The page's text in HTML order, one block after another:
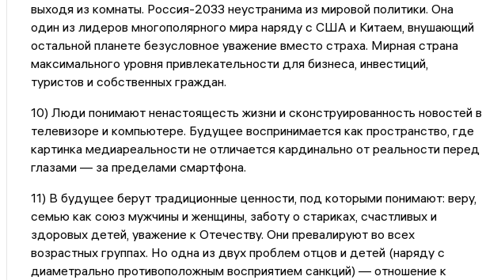
выходя из комнаты. Россия-2033 неустранима из мировой политики. Она
один из лидеров многополярного мира наряду с США и Китаем, внушающий
остальной планете безусловное уважение вместо страха. Мирная страна
максимального уровня привлекательности для бизнеса, инвестиций,
туристов и собственных граждан.
10) Люди понимают ненастоящесть жизни и сконструированность новостей в
телевизоре и компьютере. Будущее воспринимается как пространство, где
картинка медиареальности не отличается кардинально от реальности перед
глазами — за пределами смартфона.
11) В будущее берут традиционные ценности, под которыми понимают: веру,
семью как союз мужчины и женщины, заботу о стариках, счастливых и
здоровых детей, уважение к Отечеству. Они превалируют во всех
возрастных группах. Но одна из двух проблем отцов и детей (наряду с
диаметрально противоположным восприятием санкций) — отношение к